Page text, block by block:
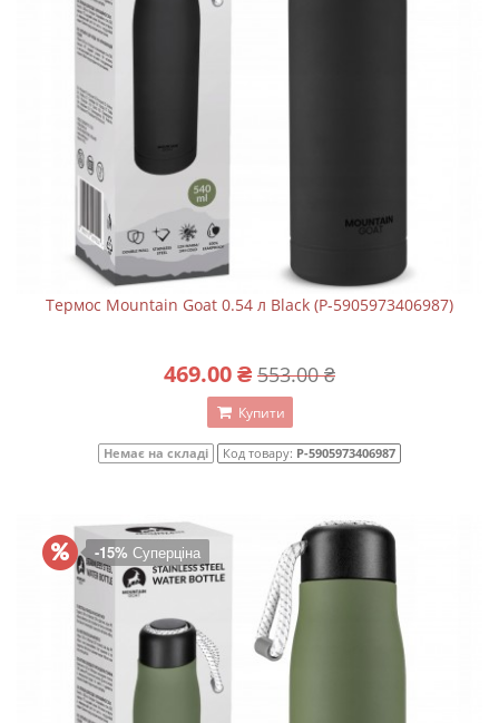
Термос Mountain Goat 0.54 л Black (P-5905973406987)
469.00 ₴ 553.00 ₴
Купити
Немає на складі Код товару: P-5905973406987
-15% Суперціна